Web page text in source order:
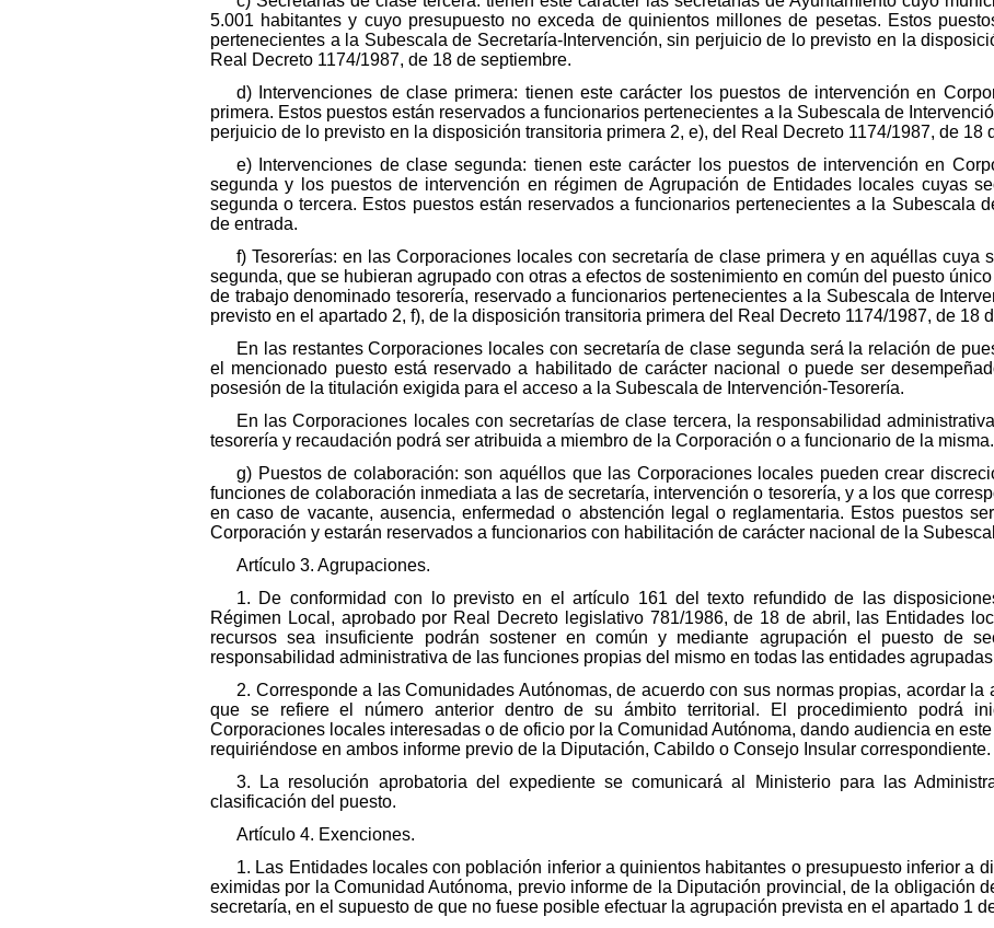
5.001 habitantes y cuyo presupuesto no exceda de quinientos millones de pesetas. Estos
pertenecientes a la Subescala de Secretaría-Intervención, sin perjuicio de lo previsto en la
Real Decreto 1174/1987, de 18 de septiembre.
d) Intervenciones de clase primera: tienen este carácter los puestos de intervención en
primera. Estos puestos están reservados a funcionarios pertenecientes a la Subescala de
perjuicio de lo previsto en la disposición transitoria primera 2, e), del Real Decreto 1174/1987, de 18
e) Intervenciones de clase segunda: tienen este carácter los puestos de intervención en
segunda y los puestos de intervención en régimen de Agrupación de Entidades locales cuyas
segunda o tercera. Estos puestos están reservados a funcionarios pertenecientes a la Subescala
de entrada.
f) Tesorerías: en las Corporaciones locales con secretaría de clase primera y en aquéllas cuya
segunda, que se hubieran agrupado con otras a efectos de sostenimiento en común del puesto
de trabajo denominado tesorería, reservado a funcionarios pertenecientes a la Subescala de
previsto en el apartado 2, f), de la disposición transitoria primera del Real Decreto 1174/1987, de 18
En las restantes Corporaciones locales con secretaría de clase segunda será la relación de
el mencionado puesto está reservado a habilitado de carácter nacional o puede ser
posesión de la titulación exigida para el acceso a la Subescala de Intervención-Tesorería.
En las Corporaciones locales con secretarías de clase tercera, la responsabilidad
tesorería y recaudación podrá ser atribuida a miembro de la Corporación o a funcionario de la misma.
g) Puestos de colaboración: son aquéllos que las Corporaciones locales pueden crear
funciones de colaboración inmediata a las de secretaría, intervención o tesorería, y a los que
en caso de vacante, ausencia, enfermedad o abstención legal o reglamentaria. Estos puestos
Corporación y estarán reservados a funcionarios con habilitación de carácter nacional de la
Artículo 3. Agrupaciones.
1. De conformidad con lo previsto en el artículo 161 del texto refundido de las
Régimen Local, aprobado por Real Decreto legislativo 781/1986, de 18 de abril, las Entidades
recursos sea insuficiente podrán sostener en común y mediante agrupación el puesto de
responsabilidad administrativa de las funciones propias del mismo en todas las entidades
2. Corresponde a las Comunidades Autónomas, de acuerdo con sus normas propias, acordar
que se refiere el número anterior dentro de su ámbito territorial. El procedimiento podrá
Corporaciones locales interesadas o de oficio por la Comunidad Autónoma, dando audiencia en
requiriéndose en ambos informe previo de la Diputación, Cabildo o Consejo Insular correspondiente.
3. La resolución aprobatoria del expediente se comunicará al Ministerio para las
clasificación del puesto.
Artículo 4. Exenciones.
1. Las Entidades locales con población inferior a quinientos habitantes o presupuesto inferior a
eximidas por la Comunidad Autónoma, previo informe de la Diputación provincial, de la obligación
secretaría, en el supuesto de que no fuese posible efectuar la agrupación prevista en el apartado 1